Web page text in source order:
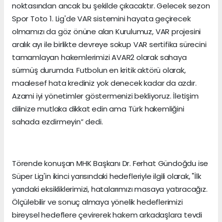
noktasından ancak bu şekilde çıkacaktır. Gelecek sezon
Spor Toto 1. Lig'de VAR sistemini hayata geçirecek
olmamızı da göz önüne alan Kurulumuz, VAR projesini
aralık ayı ile birlikte devreye sokup VAR sertifika sürecini
tamamlayan hakemlerimizi AVAR2 olarak sahaya
sürmüş durumda. Futbolun en kritik aktörü olarak,
maalesef hata krediniz yok denecek kadar da azdır.
Azami iyi yönetimler göstermenizi bekliyoruz. İletişim
dilinize mutlaka dikkat edin ama Türk hakemliğini
sahada ezdirmeyin” dedi.
Törende konuşan MHK Başkanı Dr. Ferhat Gündoğdu ise
Süper Lig'in ikinci yarısındaki hedefleriyle ilgili olarak, "İlk
yarıdaki eksikliklerimizi, hatalarımızı masaya yatıracağız.
Ölçülebilir ve sonuç almaya yönelik hedeflerimizi
bireysel hedeflere çevirerek hakem arkadaşlara tevdi